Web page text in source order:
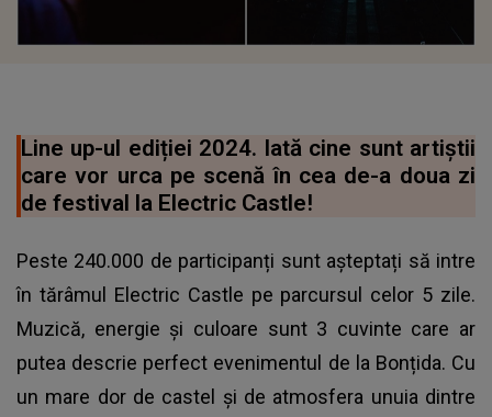
Line up-ul ediției 2024. Iată cine sunt artiștii
care vor urca pe scenă în cea de-a doua zi
de festival la Electric Castle!
Peste 240.000 de participanți sunt așteptați să intre
în tărâmul Electric Castle pe parcursul celor 5 zile.
Muzică, energie și culoare sunt 3 cuvinte care ar
putea descrie perfect evenimentul de la Bonțida. Cu
un mare dor de castel și de atmosfera unuia dintre